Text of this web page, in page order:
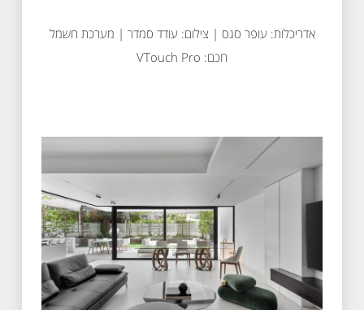
אדריכלות: עופר סגס | צילום: עודד סמדר | מערכת חשמל
חכם: VTouch Pro